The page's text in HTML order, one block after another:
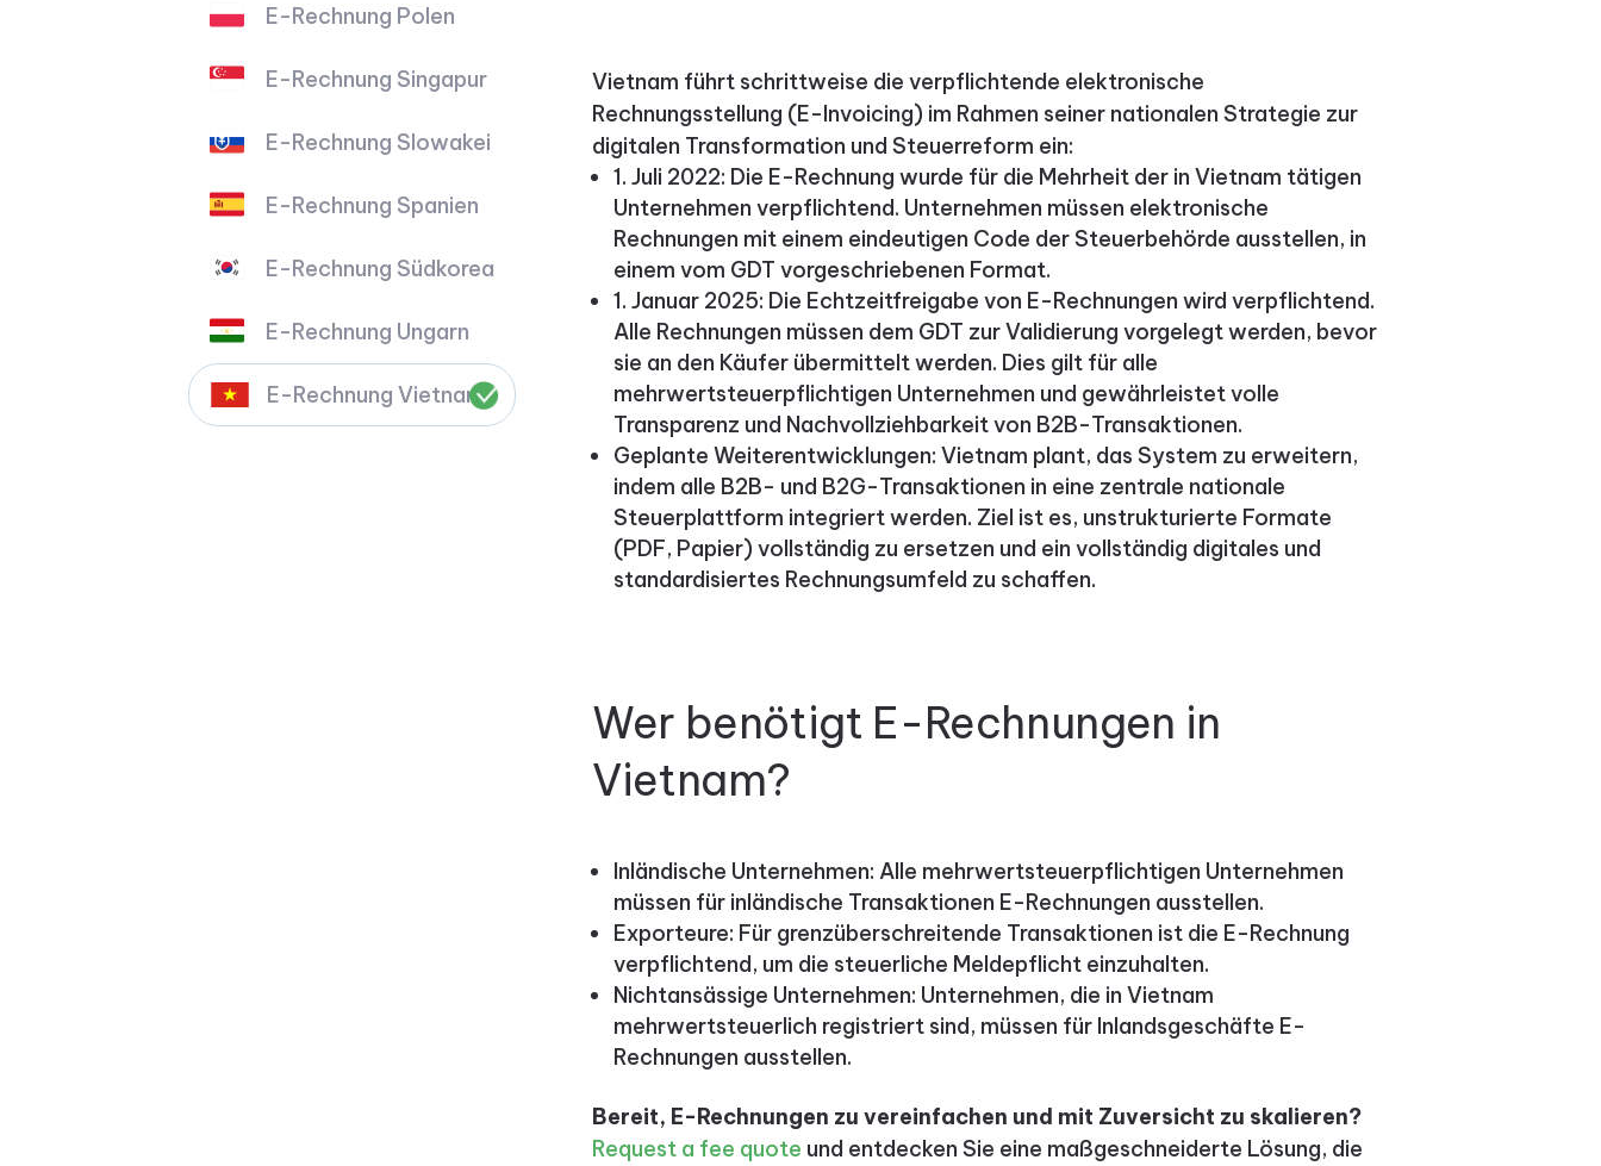
E-Rechnung Polen
E-Rechnung Singapur
E-Rechnung Slowakei
E-Rechnung Spanien
E-Rechnung Südkorea
E-Rechnung Ungarn
E-Rechnung Vietnam
Vietnam führt schrittweise die verpflichtende elektronische
Rechnungsstellung (E-Invoicing) im Rahmen seiner nationalen Strategie zur
digitalen Transformation und Steuerreform ein:
1. Juli 2022: Die E-Rechnung wurde für die Mehrheit der in Vietnam tätigen
Unternehmen verpflichtend. Unternehmen müssen elektronische
Rechnungen mit einem eindeutigen Code der Steuerbehörde ausstellen, in
einem vom GDT vorgeschriebenen Format.
1. Januar 2025: Die Echtzeitfreigabe von E-Rechnungen wird verpflichtend.
Alle Rechnungen müssen dem GDT zur Validierung vorgelegt werden, bevor
sie an den Käufer übermittelt werden. Dies gilt für alle
mehrwertsteuerpflichtigen Unternehmen und gewährleistet volle
Transparenz und Nachvollziehbarkeit von B2B-Transaktionen.
Geplante Weiterentwicklungen: Vietnam plant, das System zu erweitern,
indem alle B2B- und B2G-Transaktionen in eine zentrale nationale
Steuerplattform integriert werden. Ziel ist es, unstrukturierte Formate
(PDF, Papier) vollständig zu ersetzen und ein vollständig digitales und
standardisiertes Rechnungsumfeld zu schaffen.
Wer benötigt E-Rechnungen in
Vietnam?
Inländische Unternehmen: Alle mehrwertsteuerpflichtigen Unternehmen
müssen für inländische Transaktionen E-Rechnungen ausstellen.
Exporteure: Für grenzüberschreitende Transaktionen ist die E-Rechnung
verpflichtend, um die steuerliche Meldepflicht einzuhalten.
Nichtansässige Unternehmen: Unternehmen, die in Vietnam
mehrwertsteuerlich registriert sind, müssen für Inlandsgeschäfte E-
Rechnungen ausstellen.
Bereit, E-Rechnungen zu vereinfachen und mit Zuversicht zu skalieren?
Request a fee quote und entdecken Sie eine maßgeschneiderte Lösung, die